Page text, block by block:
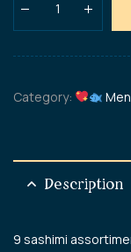
Category:
Description
9 sashimi